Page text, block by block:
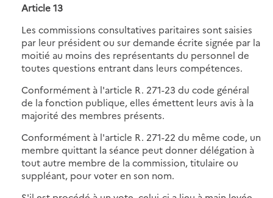
Article 13
Les commissions consultatives paritaires sont saisies
par leur président ou sur demande écrite signée par la
moitié au moins des représentants du personnel de
toutes questions entrant dans leurs compétences.
Conformément à l'article R. 271-23 du code général
de la fonction publique, elles émettent leurs avis à la
majorité des membres présents.
Conformément à l'article R. 271-22 du même code, un
membre quittant la séance peut donner délégation à
tout autre membre de la commission, titulaire ou
suppléant, pour voter en son nom.